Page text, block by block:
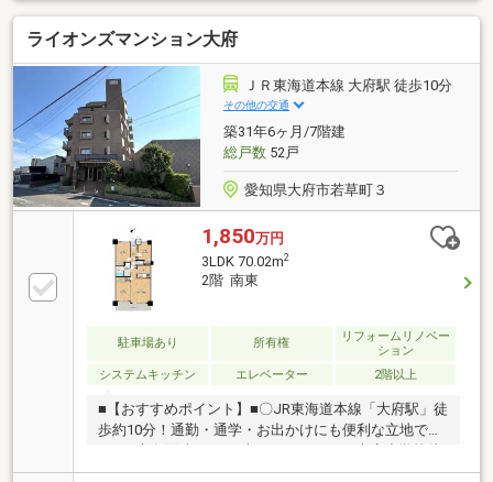
庭でも安心ですね♪・専有面積約93平米の4LDK！ファ
ミリーにもおすすめ物件です！・リビング横に和室有
り！お昼寝や来客時など使い方は様々です！・周辺環
境充実しています！毎日のお買い物にも便利ですね
♪・追加リフォームのご相談も承っております！・ご
内覧ご希望の際は是非不動SHOPナカジツまでお問い
合わせくださいませ！
ライオンズマンション大府
ＪＲ東海道本線 大府駅 徒歩10分
その他の交通
築31年6ヶ月/7階建
総戸数52戸
愛知県大府市若草町３
1,850万円
3LDK 70.02m2
2階 南東
駐車場あり 所有権
リフォームリノベー
ション
システムキッチン
エレベーター 2階以上
■【おすすめポイント】■〇JR東海道本線「大府駅」徒
歩約10分！通勤・通学・お出かけにも便利な立地で
す！○専有面積70.02平米、3LDKです！○大府小学校徒
歩約9分、大府中学校徒歩約14分！お子様のいるご家